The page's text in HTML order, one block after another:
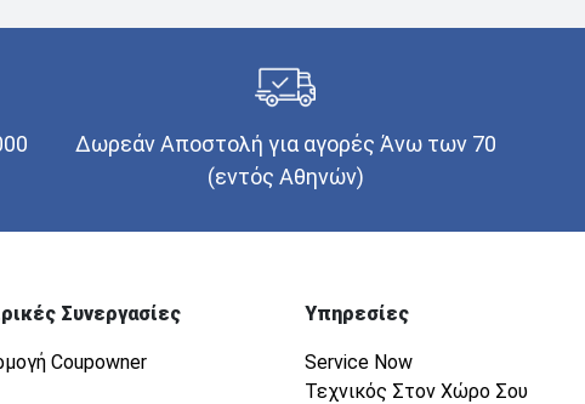
Δωρεάν Αποστολή για αγορές Άνω των 70
(εντός Αθηνών)
Συνεργασίες
Coupowner
Υπηρεσίες
Service Now
Τεχνικός Στον Χώρο Σου